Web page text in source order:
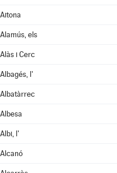
Aitona
Alamús, els
Alàs i Cerc
Albagés, l'
Albatàrrec
Albesa
Albi, l'
Alcanó